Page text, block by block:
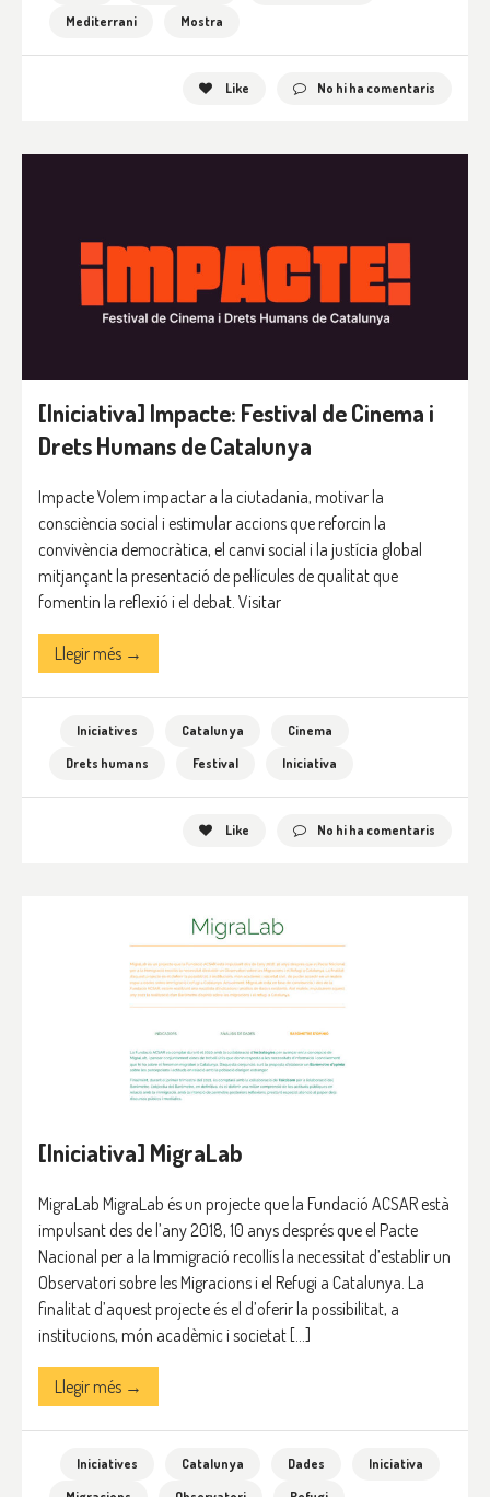
Mediterrani
Mostra
Like No hi ha comentaris
[Iniciativa] Impacte: Festival de Cinema i
Drets Humans de Catalunya
Impacte Volem impactar a la ciutadania, motivar la
consciència social i estimular accions que reforcin la
convivència democràtica, el canvi social i la justícia global
mitjançant la presentació de pel·lícules de qualitat que
fomentin la reflexió i el debat. Visitar
Llegir més →
Iniciatives Catalunya
Cinema
Drets humans
Festival Iniciativa
Like No hi ha comentaris
[Iniciativa] MigraLab
MigraLab MigraLab és un projecte que la Fundació ACSAR està
impulsant des de l’any 2018, 10 anys després que el Pacte
Nacional per a la Immigració recollís la necessitat d’establir un
Observatori sobre les Migracions i el Refugi a Catalunya. La
finalitat d’aquest projecte és el d’oferir la possibilitat, a
institucions, món acadèmic i societat […]
Llegir més →
Iniciatives Catalunya Dades
Iniciativa